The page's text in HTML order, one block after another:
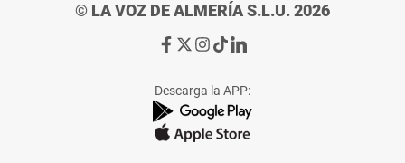
© LA VOZ DE ALMERÍA S.L.U. 2026
Ir
de
La
Voz
Ir
de
La
Voz
Ir
de
La
Voz
Ir
de
La
Voz
Ir
de
La
Voz
Descarga la APP: